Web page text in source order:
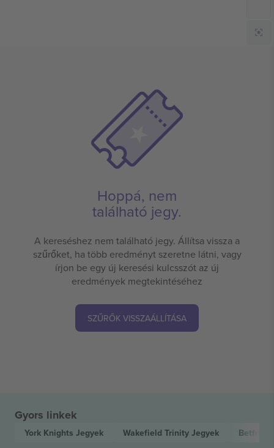
Hoppá, nem
található jegy.
A kereséshez nem található jegy. Állítsa vissza a
szűrőket, ha több eredményt szeretne látni, vagy
írjon be egy új keresési kulcsszót az új
eredmények megtekintéséhez
SZŰRŐK VISSZAÁLLÍTÁSA
Gyors linkek
York Knights Jegyek Wakefield Trinity Jegyek Betfred